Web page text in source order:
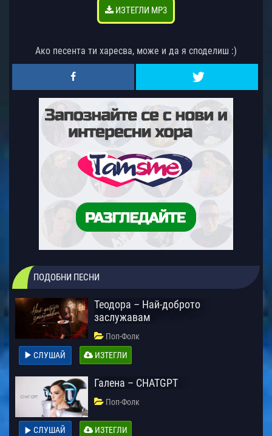
ИЗТЕГЛИ MP3
Ако песента ти харесва, може и да я споделиш :)
ПОДОБНИ ПЕСНИ
Теодора – Най-доброто
заслужавам
Поп-Фолк
СЛУШАЙ
ИЗТЕГЛИ
Галена – CHATGPT
Поп-Фолк
СЛУШАЙ ИЗТЕГЛИ